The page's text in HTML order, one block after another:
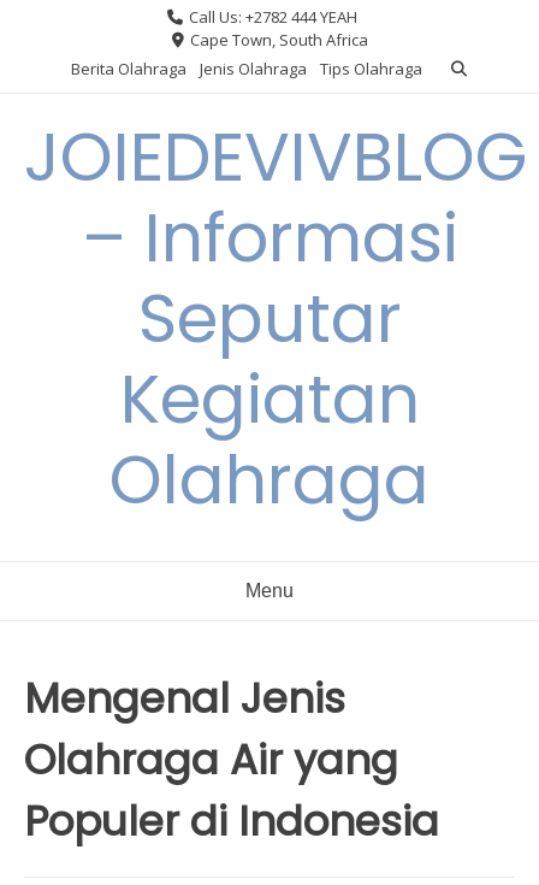
Call Us: +2782 444 YEAH
Cape Town, South Africa
Berita Olahraga
Jenis Olahraga Tips Olahraga
JOIEDEVIVBLOG
– Informasi
Seputar
Kegiatan
Olahraga
Menu
Mengenal Jenis
Olahraga Air yang
Populer di Indonesia